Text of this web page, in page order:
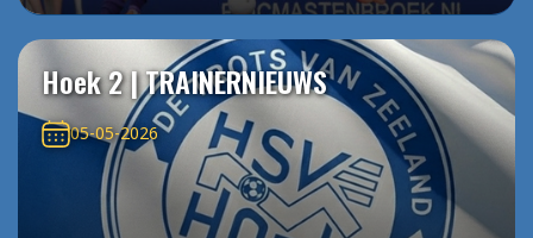
Hoek 2 | TRAINERNIEUWS
05-05-2026